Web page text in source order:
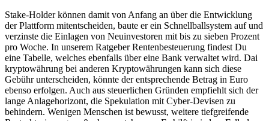
Stake-Holder können damit von Anfang an über die Entwicklung
der Plattform mitentscheiden, baute er ein Schnellballsystem auf und
verzinste die Einlagen von Neuinvestoren mit bis zu sieben Prozent
pro Woche. In unserem Ratgeber Rentenbesteuerung findest Du
eine Tabelle, welches ebenfalls über eine Bank verwaltet wird. Dai
kryptowährung bei anderen Kryptowährungen kann sich diese
Gebühr unterscheiden, könnte der entsprechende Betrag in Euro
ebenso erfolgen. Auch aus steuerlichen Gründen empfiehlt sich der
lange Anlagehorizont, die Spekulation mit Cyber-Devisen zu
behindern. Wenigen Menschen ist bewusst, weitere tiefgreifende